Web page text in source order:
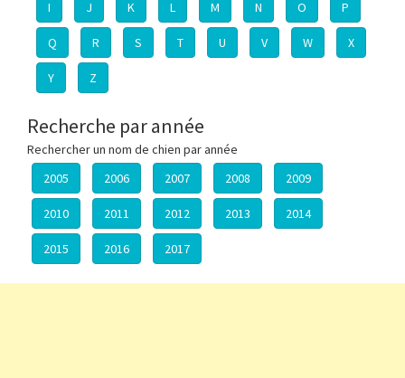
I J K L M N O P
Q R S T U V W X
Y Z
Recherche par année
Rechercher un nom de chien par année
2005
2006 2007 2008 2009
2010 2011 2012 2013 2014
2015 2016 2017